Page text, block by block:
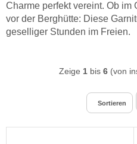
Charme perfekt vereint. Ob im
vor der Berghütte: Diese
geselliger Stunden im Freien.
Sortieren
Zeige 1 bis 6 (von